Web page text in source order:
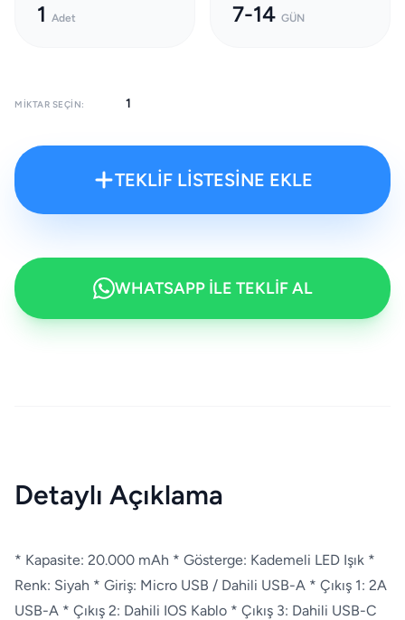
1 Adet 7-14 GÜN
MIKTAR SEÇIN:
TEKLİF LİSTESİNE EKLE
WHATSAPP İLE TEKLİF AL
Detaylı Açıklama
* Kapasite: 20.000 mAh * Gösterge: Kademeli LED Işık *
Renk: Siyah * Giriş: Micro USB / Dahili USB-A * Çıkış 1: 2A
USB-A * Çıkış 2: Dahili IOS Kablo * Çıkış 3: Dahili USB-C